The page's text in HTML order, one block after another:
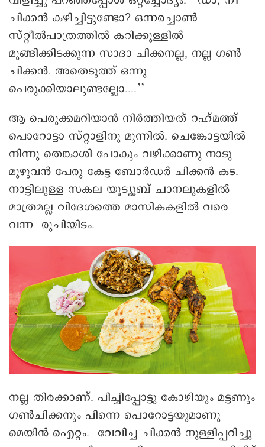
ചിക്കൻ കഴിച്ചിട്ടുണ്ടോ? ഒന്നരച്ചാൺ
സ്റ്റീൽപാത്രത്തിൽ കറിക്കുള്ളിൽ
മുങ്ങിക്കിടക്കുന്ന സാദാ ചിക്കനല്ല, നല്ല ഗണ്‍
ചിക്കൻ. അതെടുത്ത് ഒന്നു
പെരുക്കിയാലുണ്ടല്ലോ....’’
ആ പെരുക്കമറിയാൻ നിർത്തിയത് റഹ്മത്ത്
പൊറോട്ടാ സ്റ്റാളിനു മുന്നിൽ. ചെങ്കോട്ടയിൽ
നിന്നു തെങ്കാശി പോകും വഴിക്കാണു നാടു
മുഴുവൻ പേരു കേട്ട ബോർഡർ ചിക്കൻ കട.
നാട്ടിലുള്ള സകല യൂട്യൂബ് ചാനലുകളിൽ
മാത്രമല്ല വിദേശത്തെ മാസികകളിൽ വരെ
വന്ന രുചിയിടം.
നല്ല തിരക്കാണ്. പിച്ചിപ്പോട്ടു കോഴിയും മട്ടണും
ഗൺചിക്കനും പിന്നെ പൊറോട്ടയുമാണു
മെയിൻ െഎറ്റം. വേവിച്ച ചിക്കൻ നുള്ളിപ്പറിച്ചു